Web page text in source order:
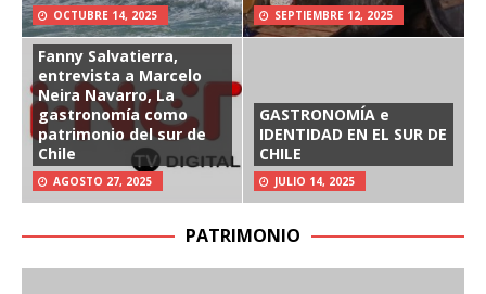
OCTUBRE 14, 2025 SEPTIEMBRE 12, 2025
Fanny Salvatierra,
entrevista a Marcelo
Neira Navarro, La
gastronomía como
patrimonio del sur de
Chile
AGOSTO 27, 2025
GASTRONOMÍA e
IDENTIDAD EN EL SUR DE
CHILE
JULIO 14, 2025
PATRIMONIO